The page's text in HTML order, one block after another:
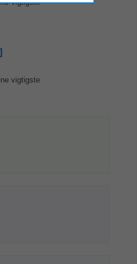
vigtigste
vigtigste